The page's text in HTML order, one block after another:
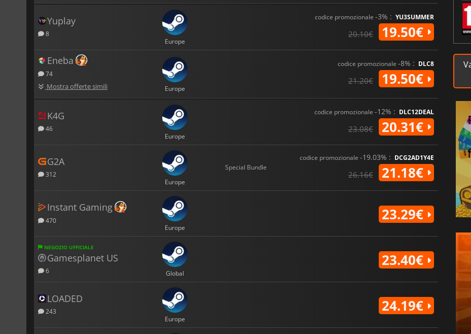
Yuplay
8
Europe
codice promozionale -3% : YU3SUMMER
20.10€ 19.50€
Eneba
74
Mostra offerte simili Europe
codice promozionale -8% : DLC8
21.20€ 19.50€
K4G
46
Europe
codice promozionale -12% : DLC12DEAL
23.08€ 20.31€
G2A
312
Europe
Special Bundle
codice promozionale -19.03% : DCG2AD1Y4E
26.16€ 21.18€
Instant Gaming
470
Europe
23.29€
NEGOZIO UFFICIALE
Gamesplanet US
6 Global
23.40€
LOADED
243
Europe
24.19€